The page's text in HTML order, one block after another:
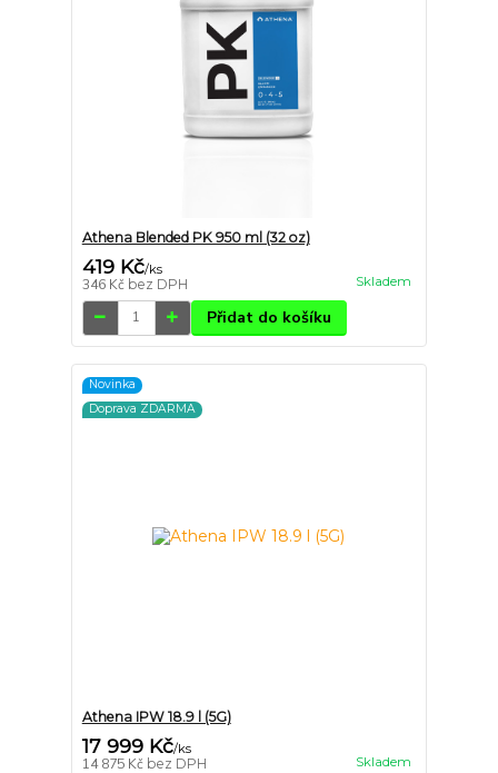
Athena Blended PK 950 ml (32 oz)
419 Kč/ks
346 Kč bez DPH Skladem
Přidat do košíku
Novinka
Doprava ZDARMA
Athena IPW 18.9 l (5G)
17 999 Kč/ks
14 875 Kč bez DPH Skladem